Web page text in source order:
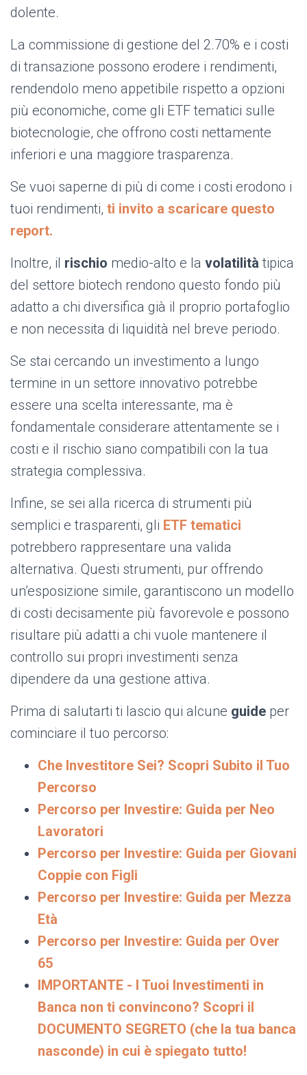
dolente.
La commissione di gestione del 2.70% e i costi
di transazione possono erodere i rendimenti,
rendendolo meno appetibile rispetto a opzioni
più economiche, come gli ETF tematici sulle
biotecnologie, che offrono costi nettamente
inferiori e una maggiore trasparenza.
Se vuoi saperne di più di come i costi erodono i
tuoi rendimenti, ti invito a scaricare questo
report.
Inoltre, il rischio medio-alto e la volatilità tipica
del settore biotech rendono questo fondo più
adatto a chi diversifica già il proprio portafoglio
e non necessita di liquidità nel breve periodo.
Se stai cercando un investimento a lungo
termine in un settore innovativo potrebbe
essere una scelta interessante, ma è
fondamentale considerare attentamente se i
costi e il rischio siano compatibili con la tua
strategia complessiva.
Infine, se sei alla ricerca di strumenti più
semplici e trasparenti, gli ETF tematici
potrebbero rappresentare una valida
alternativa. Questi strumenti, pur offrendo
un’esposizione simile, garantiscono un modello
di costi decisamente più favorevole e possono
risultare più adatti a chi vuole mantenere il
controllo sui propri investimenti senza
dipendere da una gestione attiva.
Prima di salutarti ti lascio qui alcune guide per
cominciare il tuo percorso:
Che Investitore Sei? Scopri Subito il Tuo
Percorso
Percorso per Investire: Guida per Neo
Lavoratori
Percorso per Investire: Guida per Giovani
Coppie con Figli
Percorso per Investire: Guida per Mezza
Età
Percorso per Investire: Guida per Over
65
IMPORTANTE - I Tuoi Investimenti in
Banca non ti convincono? Scopri il
DOCUMENTO SEGRETO (che la tua banca
nasconde) in cui è spiegato tutto!